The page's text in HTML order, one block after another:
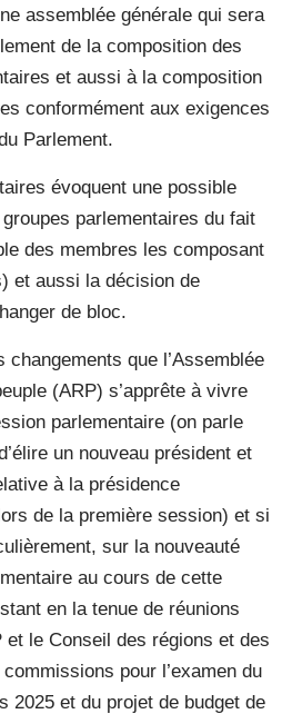
assemblée générale qui sera
de la composition des
et aussi à la composition
conformément aux exigences
Parlement.
évoquent une possible
parlementaires du fait
des membres les composant
et aussi la décision de
de bloc.
changements que l’Assemblée
(ARP) s’apprête à vivre
parlementaire (on parle
un nouveau président et
à la présidence
de la première session) et si
sur la nouveauté
au cours de cette
en la tenue de réunions
et le Conseil des régions et des
pour l’examen du
2025 et du projet de budget de